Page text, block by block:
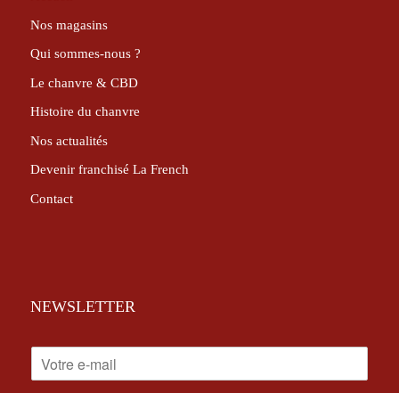
Nos magasins
Qui sommes-nous ?
Le chanvre & CBD
Histoire du chanvre
Nos actualités
Devenir franchisé La French
Contact
NEWSLETTER